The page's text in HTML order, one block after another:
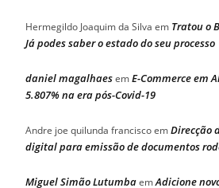
Hermegildo Joaquim da Silva em Tratou o
Já podes saber o estado do seu processo
daniel magalhaesemE-Commerce em
5.807% na era pós-Covid-19
Andre joe quilunda franciscoemDirecção
digital para emissão de documentos
Miguel Simão LutumbaemAdicione